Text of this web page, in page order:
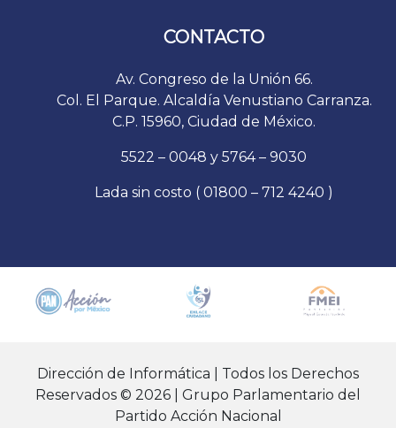
CONTACTO
Av. Congreso de la Unión 66.
Col. El Parque. Alcaldía Venustiano Carranza.
C.P. 15960, Ciudad de México.
5522 – 0048 y 5764 – 9030
Lada sin costo ( 01800 – 712 4240 )
Dirección de Informática | Todos los Derechos
Reservados © 2026 | Grupo Parlamentario del
Partido Acción Nacional